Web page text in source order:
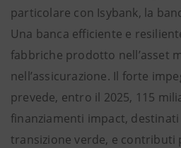
particolare con Isybank, la
Una banca efficiente e
fabbriche prodotto nell’asset
nell’assicurazione. Il forte
prevede, entro il 2025, 115
finanziamenti impact,
transizione verde, e contributi